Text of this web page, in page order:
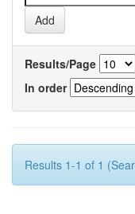
Results/Page
In order
Results 1-1 of 1